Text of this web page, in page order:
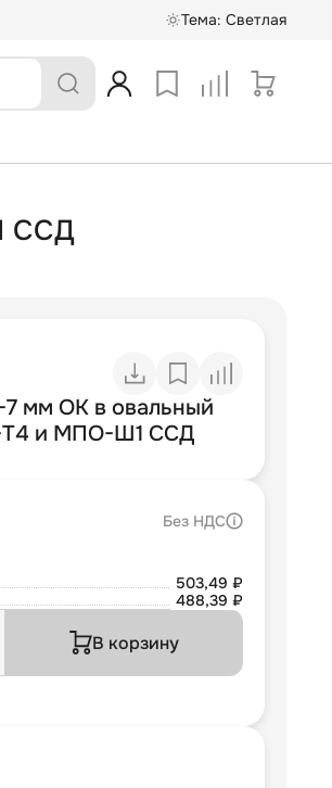
Тема: Светлая
ССД
мм ОК в овальный
Т4 и МПО-Ш1 ССД
Без НДС
503,49 ₽
488,39 ₽
В корзину